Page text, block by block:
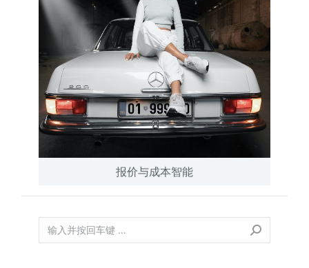
报价与成本智能